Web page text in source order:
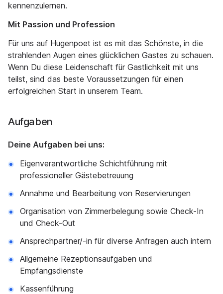
kennenzulernen.
Mit Passion und Profession
Für uns auf Hugenpoet ist es mit das Schönste, in die
strahlenden Augen eines glücklichen Gastes zu schauen.
Wenn Du diese Leidenschaft für Gastlichkeit mit uns
teilst, sind das beste Voraussetzungen für einen
erfolgreichen Start in unserem Team.
Aufgaben
Deine Aufgaben bei uns:
Eigenverantwortliche Schichtführung mit
professioneller Gästebetreuung
Annahme und Bearbeitung von Reservierungen
Organisation von Zimmerbelegung sowie Check-In
und Check-Out
Ansprechpartner/-in für diverse Anfragen auch intern
Allgemeine Rezeptionsaufgaben und
Empfangsdienste
Kassenführung